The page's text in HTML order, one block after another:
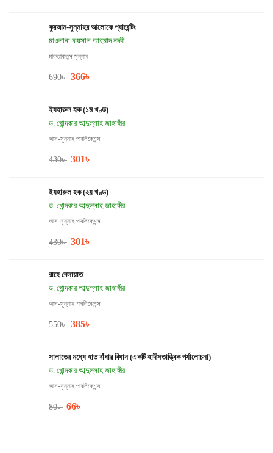
কুরআন-সুন্নাহর আলোকে প্যারেন্টিং
মাওলানা ফয়সাল আহমাদ নদবী
মাকতাবাতুস সুন্নাহ
690৳ 366৳
ইযহারুল হক (১ম খণ্ড)
ড. খোন্দকার আব্দুল্লাহ জাহাঙ্গীর
আস-সুন্নাহ পাবলিকেশন্স
430৳ 301৳
ইযহারুল হক (২য় খণ্ড)
ড. খোন্দকার আব্দুল্লাহ জাহাঙ্গীর
আস-সুন্নাহ পাবলিকেশন্স
430৳ 301৳
রাহে বেলায়াত
ড. খোন্দকার আব্দুল্লাহ জাহাঙ্গীর
আস-সুন্নাহ পাবলিকেশন্স
550৳ 385৳
সালাতের মধ্যে হাত বাঁধার বিধান (একটি হাদীসতাত্ত্বিক পর্যালোচনা)
ড. খোন্দকার আব্দুল্লাহ জাহাঙ্গীর
আস-সুন্নাহ পাবলিকেশন্স
80৳ 66৳